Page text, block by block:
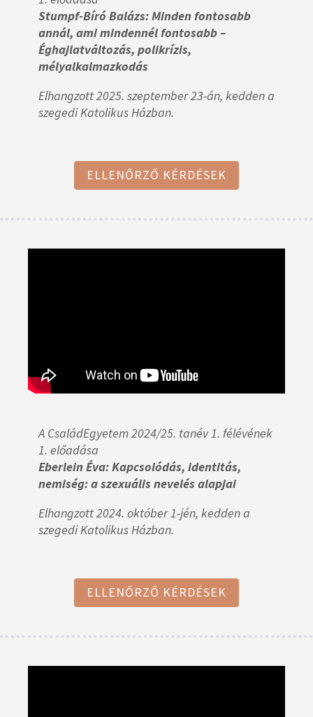
Stumpf-Bíró Balázs: Minden fontosabb
annál, ami mindennél fontosabb –
Éghajlatváltozás, polikrízis,
mélyalkalmazkodás
Elhangzott 2025. szeptember 23-án, kedden a
szegedi Katolikus Házban.
ELLENŐRZŐ KÉRDÉSEK
A CsaládEgyetem 2024/25. tanév 1. félévének
1. előadása
Eberlein Éva: Kapcsolódás, identitás,
nemiség: a szexuális nevelés alapjai
Elhangzott 2024. október 1-jén, kedden a
szegedi Katolikus Házban.
ELLENŐRZŐ KÉRDÉSEK